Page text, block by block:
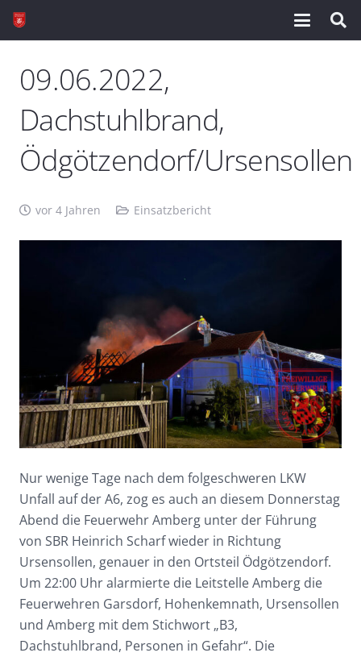
09.06.2022,
Dachstuhlbrand,
Ödgötzendorf/Ursensollen
vor 4 Jahren Einsatzbericht
Nur wenige Tage nach dem folgeschweren LKW
Unfall auf der A6, zog es auch an diesem Donnerstag
Abend die Feuerwehr Amberg unter der Führung
von SBR Heinrich Scharf wieder in Richtung
Ursensollen, genauer in den Ortsteil Ödgötzendorf.
Um 22:00 Uhr alarmierte die Leitstelle Amberg die
Feuerwehren Garsdorf, Hohenkemnath, Ursensollen
und Amberg mit dem Stichwort „B3,
Dachstuhlbrand, Personen in Gefahr“. Die